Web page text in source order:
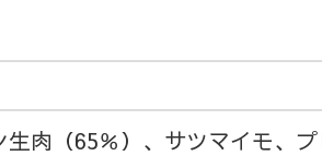
生肉（65％）、サツマイモ、